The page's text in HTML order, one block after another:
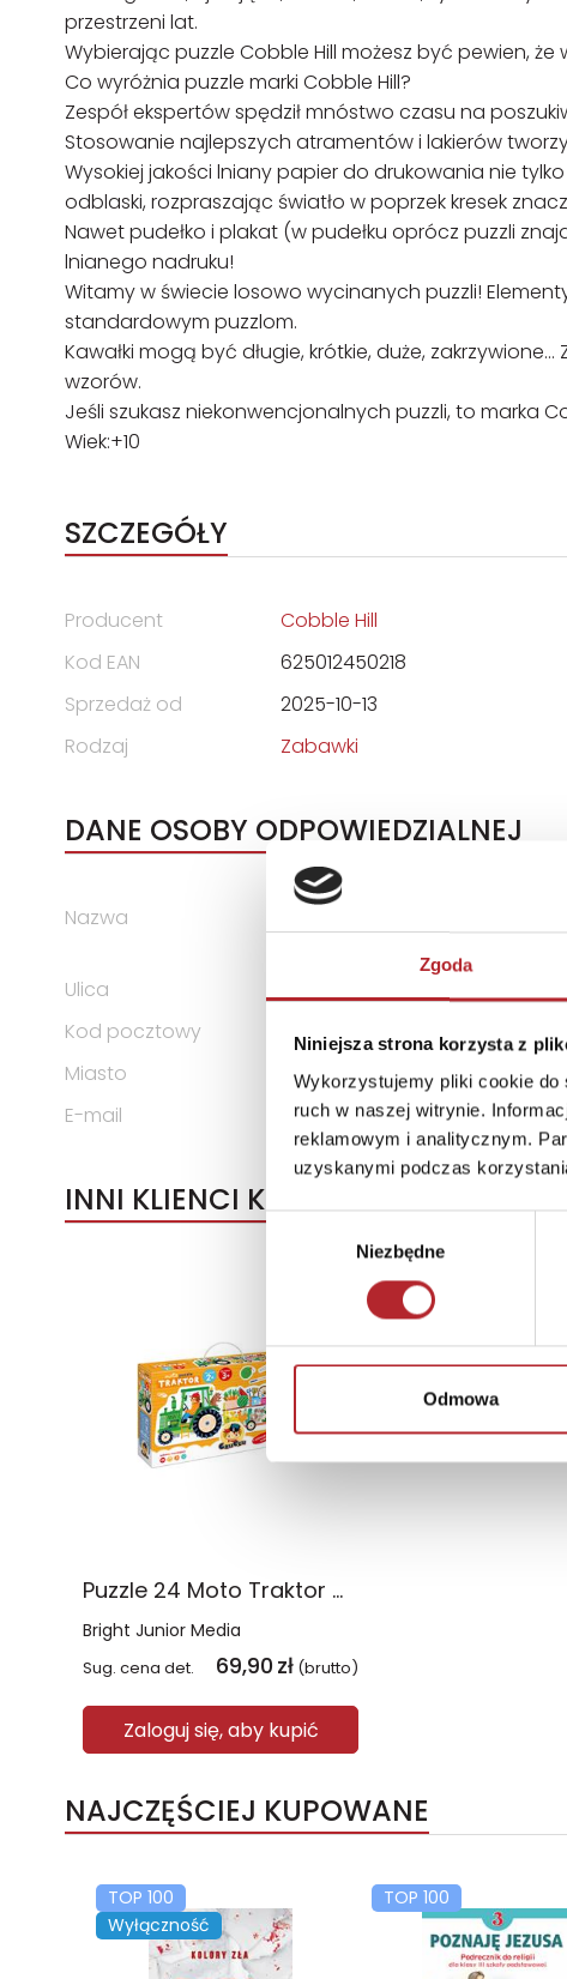
Zgoda
Niniejsza strona korzysta z
Wykorzystujemy pliki cookie do
ruch w naszej witrynie.
reklamowym i analitycznym.
uzyskanymi podczas
Wybór
Niezbędne
Odmowa
przestrzeni lat.
Wybierając puzzle Cobble Hill możesz być pewien,
Co wyróżnia puzzle marki Cobble Hill?
Zespół ekspertów spędził mnóstwo czasu na
Stosowanie najlepszych atramentów i lakierów
Wysokiej jakości lniany papier do drukowania nie
odblaski, rozpraszając światło w poprzek kresek
Nawet pudełko i plakat (w pudełku oprócz puzzli
lnianego nadruku!
Witamy w świecie losowo wycinanych puzzli!
standardowym puzzlom.
Kawałki mogą być długie, krótkie, duże,
wzorów.
Jeśli szukasz niekonwencjonalnych puzzli, to marka
Wiek:+10
SZCZEGÓŁY
Producent
Cobble Hill
Kod EAN
625012450218
Sprzedaż od
2025-10-13
Rodzaj
Zabawki
DANE OSOBY ODPOWIEDZIALNEJ
Nazwa
Ulica
Kod pocztowy
62-510
Miasto
Konin
E-mail
g3@g3poland.com
INNI KLIENCI KUPOWALI
Puzzle 24 Moto Traktor CzuCzu
Bright Junior Media
Sug. cena det. 69,90 zł (brutto)
Zaloguj się, aby kupić
NAJCZĘŚCIEJ KUPOWANE
TOP 100
Wyłączność
TOP 100